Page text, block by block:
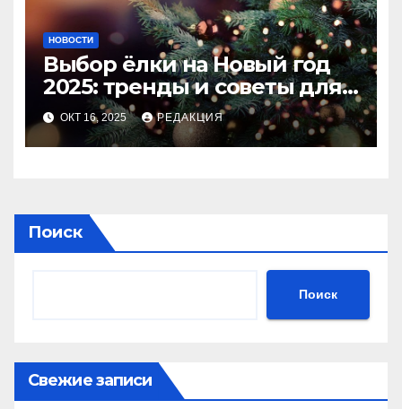
НОВОСТИ
Выбор ёлки на Новый год
2025: тренды и советы для
идеального праздника
ОКТ 16, 2025 РЕДАКЦИЯ
Поиск
Поиск
Свежие записи